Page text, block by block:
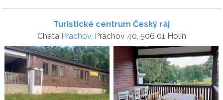
Turistické centrum Český ráj
Chata Prachov, Prachov 40, 506 01 Holín